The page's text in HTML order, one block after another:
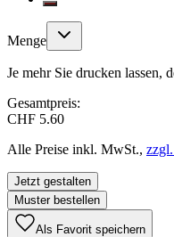
Menge
Je mehr Sie drucken lassen,
Gesamtpreis:
CHF 5.60
Alle Preise inkl. MwSt.,
Jetzt gestalten
Muster bestellen
Als Favorit speichern